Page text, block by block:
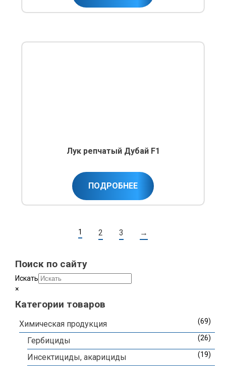
Лук репчатый Дубай F1
ПОДРОБНЕЕ
1 2 3 →
Поиск по сайту
Искать
×
Категории товаров
Химическая продукция (69)
Гербициды (26)
Инсектициды, акарициды (19)